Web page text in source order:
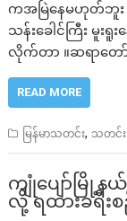
ကအမြဲနေမဟုတ်ဘူ
သန်းခေါင်ကြီး မူးရူ
လိုက်တာ ။ဆရာတေ
READ MORE
မြန်မာသတင်း, သတင်း
ကျုံပျော်မြို့န
လို့ ရထားခရီး